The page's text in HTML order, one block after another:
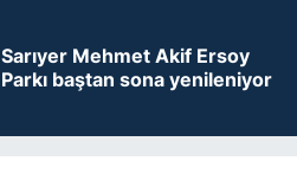
Sarıyer Mehmet Akif Ersoy
Parkı baştan sona yenileniyor